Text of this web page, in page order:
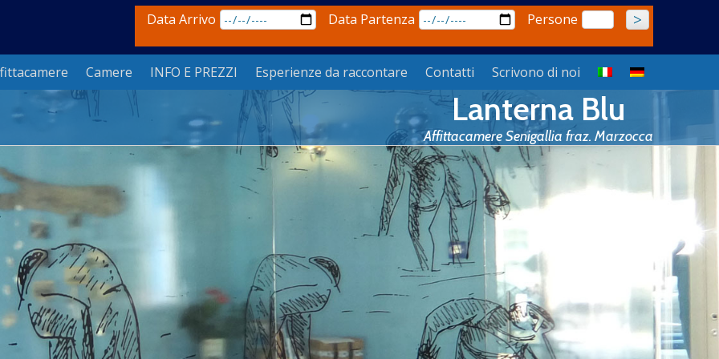
Data Arrivo Data Partenza Persone
Camere INFO E PREZZI Esperienze da raccontare Contatti Scrivono di noi
Lanterna Blu
Affittacamere Senigallia fraz. Marzocca